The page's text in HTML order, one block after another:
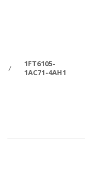
7
1FT6105-
1AC71-4AH1